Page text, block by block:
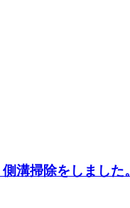
溝掃除をしました。